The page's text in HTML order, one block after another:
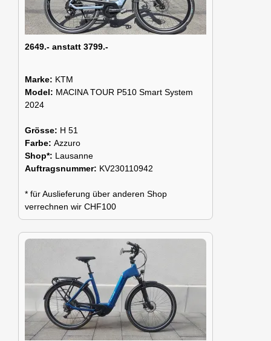
2649.- anstatt 3799.-
Marke: KTM
Model: MACINA TOUR P510 Smart System
2024
Grösse: H 51
Farbe: Azzuro
Shop*: Lausanne
Auftragsnummer: KV230110942
* für Auslieferung über anderen Shop
verrechnen wir CHF100